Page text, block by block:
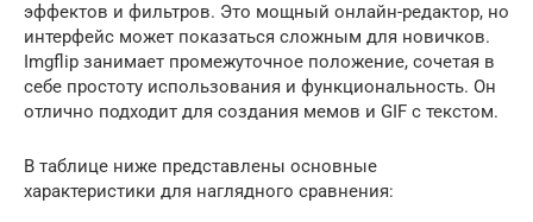
эффектов и фильтров. Это мощный онлайн-редактор, но
интерфейс может показаться сложным для новичков.
Imgflip занимает промежуточное положение, сочетая в
себе простоту использования и функциональность. Он
отлично подходит для создания мемов и GIF с текстом.
В таблице ниже представлены основные
характеристики для наглядного сравнения: